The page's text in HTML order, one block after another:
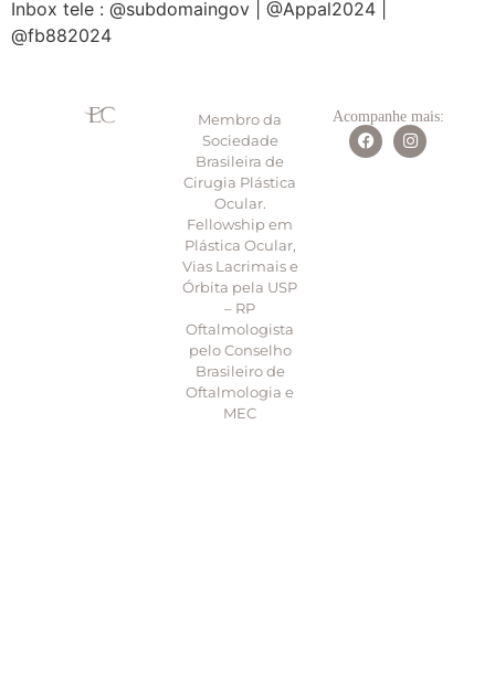
Inbox tele : @subdomaingov | @Appal2024 |
@fb882024
Membro da
Sociedade
Brasileira de
Cirugia Plástica
Ocular.
Fellowship em
Plástica Ocular,
Vias Lacrimais e
Órbita pela USP
– RP
Oftalmologista
pelo Conselho
Brasileiro de
Oftalmologia e
MEC
Acompanhe mais: